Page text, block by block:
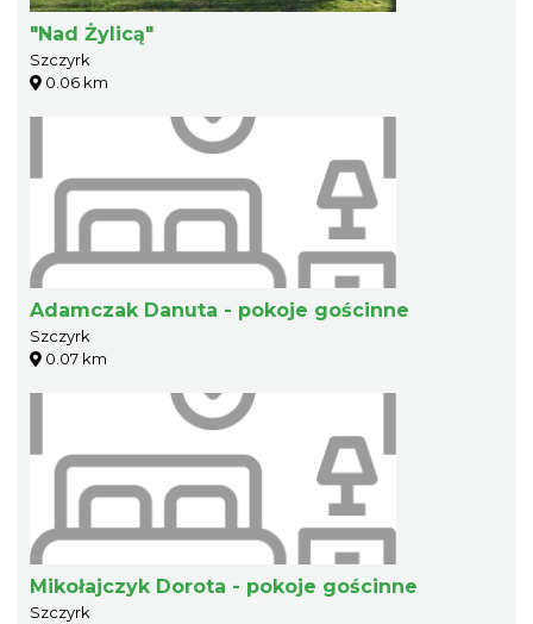
"Nad Żylicą"
Szczyrk
0.06 km
Adamczak Danuta - pokoje gościnne
Szczyrk
0.07 km
Mikołajczyk Dorota - pokoje gościnne
Szczyrk